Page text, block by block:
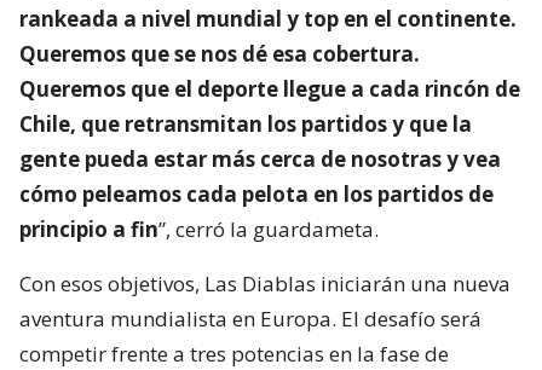
rankeada a nivel mundial y top en el continente.
Queremos que se nos dé esa cobertura.
Queremos que el deporte llegue a cada rincón de
Chile, que retransmitan los partidos y que la
gente pueda estar más cerca de nosotras y vea
cómo peleamos cada pelota en los partidos de
principio a fin”, cerró la guardameta.
Con esos objetivos, Las Diablas iniciarán una nueva
aventura mundialista en Europa. El desafío será
competir frente a tres potencias en la fase de